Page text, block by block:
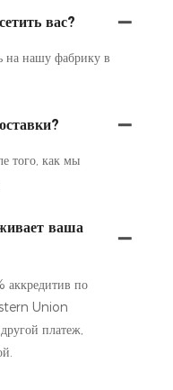
вас?
на нашу фабрику в
того, как мы
ваша
аккредитив по
Union
платеж,